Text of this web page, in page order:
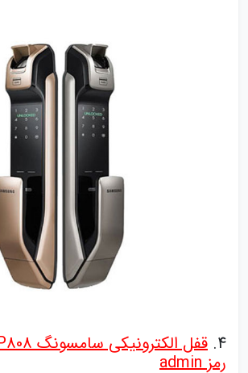
4.
رمز admin